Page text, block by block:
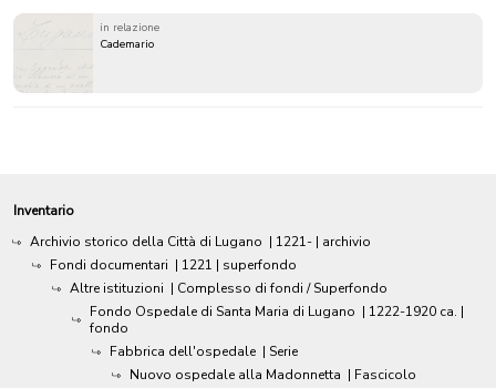
in relazione
Cademario
Inventario
Archivio storico della Città di Lugano | 1221- | archivio
Fondi documentari | 1221 | superfondo
Altre istituzioni | Complesso di fondi / Superfondo
Fondo Ospedale di Santa Maria di Lugano | 1222-1920 ca. |
fondo
Fabbrica dell'ospedale | Serie
Nuovo ospedale alla Madonnetta | Fascicolo